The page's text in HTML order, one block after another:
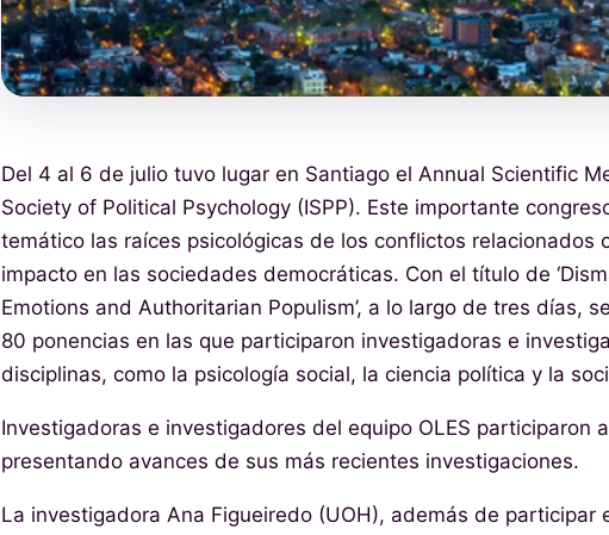
Del 4 al 6 de julio tuvo lugar en Santiago el Annual Scientific
Society of Political Psychology (ISPP). Este importante
temático las raíces psicológicas de los conflictos relacionados
impacto en las sociedades democráticas. Con el título de
Emotions and Authoritarian Populism’, a lo largo de tres días,
80 ponencias en las que participaron investigadoras e
disciplinas, como la psicología social, la ciencia política y la
Investigadoras e investigadores del equipo OLES participaron
presentando avances de sus más recientes investigaciones.
La investigadora Ana Figueiredo (UOH), además de participar